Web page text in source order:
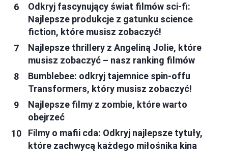
Odkryj fascynujący świat filmów sci-fi:
Najlepsze produkcje z gatunku science
fiction, które musisz zobaczyć!
Najlepsze thrillery z Angeliną Jolie, które
musisz zobaczyć – nasz ranking filmów
Bumblebee: odkryj tajemnice spin-offu
Transformers, który musisz zobaczyć!
Najlepsze filmy z zombie, które warto
obejrzeć
Filmy o mafii cda: Odkryj najlepsze tytuły,
które zachwycą każdego miłośnika kina